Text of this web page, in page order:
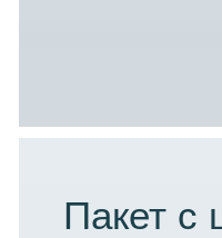
Пакет с